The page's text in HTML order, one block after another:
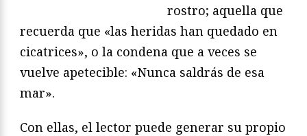
rostro; aquella que
recuerda que «las heridas han quedado en
cicatrices», o la condena que a veces se
vuelve apetecible: «Nunca saldrás de esa
mar».
Con ellas, el lector puede generar su propio